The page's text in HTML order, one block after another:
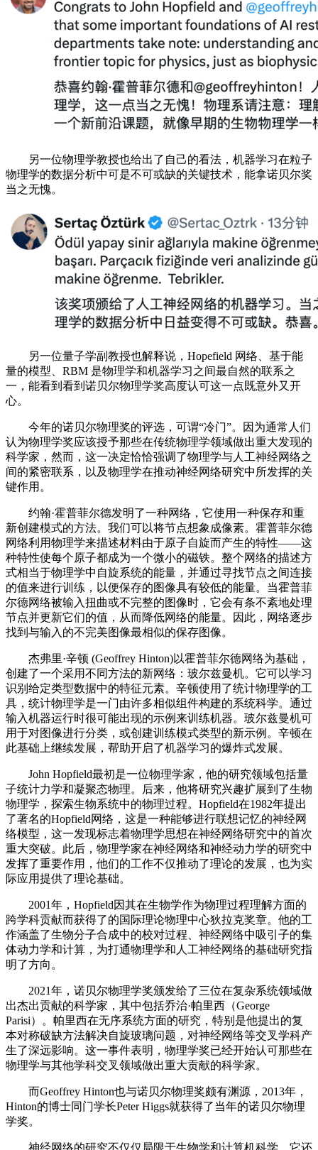
另一位物理学教授也给出了自己的看法，机器学习在粒子
物理学的数据分析中可是不可或缺的关键技术，能拿诺贝尔奖
当之无愧。
另一位量子学副教授也解释说，Hopefield 网络、基于能
量的模型、RBM 是物理学和机器学习之间最自然的联系之
一，能看到看到诺贝尔物理学奖高度认可这一点既意外又开
心。
今年的诺贝尔物理奖的评选，可谓“冷门”。因为通常人们
认为物理学奖应该授予那些在传统物理学领域做出重大发现的
科学家，然而，这一决定恰恰强调了物理学与人工神经网络之
间的紧密联系，以及物理学在推动神经网络研究中所发挥的关
键作用。
约翰·霍普菲尔德发明了一种网络，它使用一种保存和重
新创建模式的方法。我们可以将节点想象成像素。霍普菲尔德
网络利用物理学来描述材料由于原子自旋而产生的特性——这
种特性使每个原子都成为一个微小的磁铁。整个网络的描述方
式相当于物理学中自旋系统的能量，并通过寻找节点之间连接
的值来进行训练，以便保存的图像具有较低的能量。当霍普菲
尔德网络被输入扭曲或不完整的图像时，它会有条不紊地处理
节点并更新它们的值，从而降低网络的能量。因此，网络逐步
找到与输入的不完美图像最相似的保存图像。
杰弗里·辛顿 (Geoffrey Hinton)以霍普菲尔德网络为基础，
创建了一个采用不同方法的新网络：玻尔兹曼机。它可以学习
识别给定类型数据中的特征元素。辛顿使用了统计物理学的工
具，统计物理学是一门由许多相似组件构建的系统科学。通过
输入机器运行时很可能出现的示例来训练机器。玻尔兹曼机可
用于对图像进行分类，或创建训练模式类型的新示例。辛顿在
此基础上继续发展，帮助开启了机器学习的爆炸式发展。
John Hopfield最初是一位物理学家，他的研究领域包括量
子统计力学和凝聚态物理。后来，他将研究兴趣扩展到了生物
物理学，探索生物系统中的物理过程。Hopfield在1982年提出
了著名的Hopfield网络，这是一种能够进行联想记忆的神经网
络模型，这一发现标志着物理学思想在神经网络研究中的首次
重大突破。此后，物理学家在神经网络和神经动力学的研究中
发挥了重要作用，他们的工作不仅推动了理论的发展，也为实
际应用提供了理论基础。
2001年，Hopfield因其在生物学作为物理过程理解方面的
跨学科贡献而获得了的国际理论物理中心狄拉克奖章。他的工
作涵盖了生物分子合成中的校对过程、神经网络中吸引子的集
体动力学和计算，为打通物理学和人工神经网络的基础研究指
明了方向。
2021年，诺贝尔物理学奖颁发给了三位在复杂系统领域做
出杰出贡献的科学家，其中包括乔治·帕里西（George
Parisi）。帕里西在无序系统方面的研究，特别是他提出的复
本对称破缺方法解决自旋玻璃问题，对神经网络等交叉学科产
生了深远影响。这一事件表明，物理学奖已经开始认可那些在
物理学与其他学科交叉领域做出重大贡献的科学家。
而Geoffrey Hinton也与诺贝尔物理奖颇有渊源，2013年，
Hinton的博士同门学长Peter Higgs就获得了当年的诺贝尔物理
学奖。